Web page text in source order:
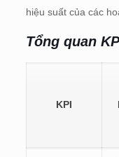
hiệu suất của các
Tổng quan
KPI